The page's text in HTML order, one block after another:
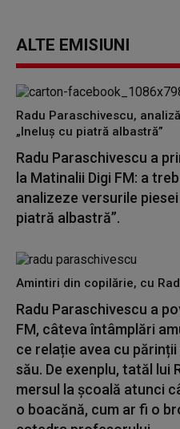
ALTE EMISIUNI
Radu Paraschivescu,
„Ineluș cu piatră albastră”
Radu Paraschivescu a
la Matinalii Digi FM: a
analizeze versurile
piatră albastră”.
Amintiri din copilărie, cu
Radu Paraschivescu a
FM, câteva întâmplări
ce relație avea cu
său. De exenplu, tatăl lui
mersul la școală atunci
o boacănă, cum ar fi o